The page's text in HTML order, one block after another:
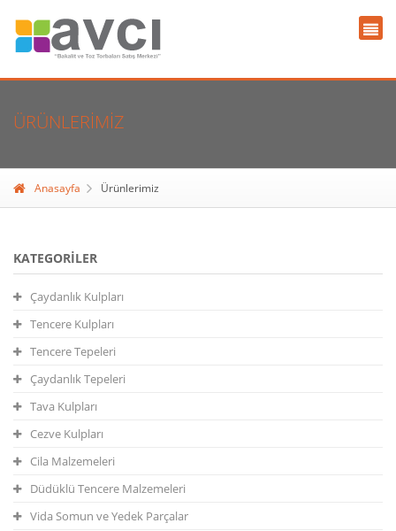
ÜRÜNLERIMIZ
Anasayfa Ürünlerimiz
KATEGORILER
Çaydanlık Kulpları
Tencere Kulpları
Tencere Tepeleri
Çaydanlık Tepeleri
Tava Kulpları
Cezve Kulpları
Cila Malzemeleri
Düdüklü Tencere Malzemeleri
Vida Somun ve Yedek Parçalar